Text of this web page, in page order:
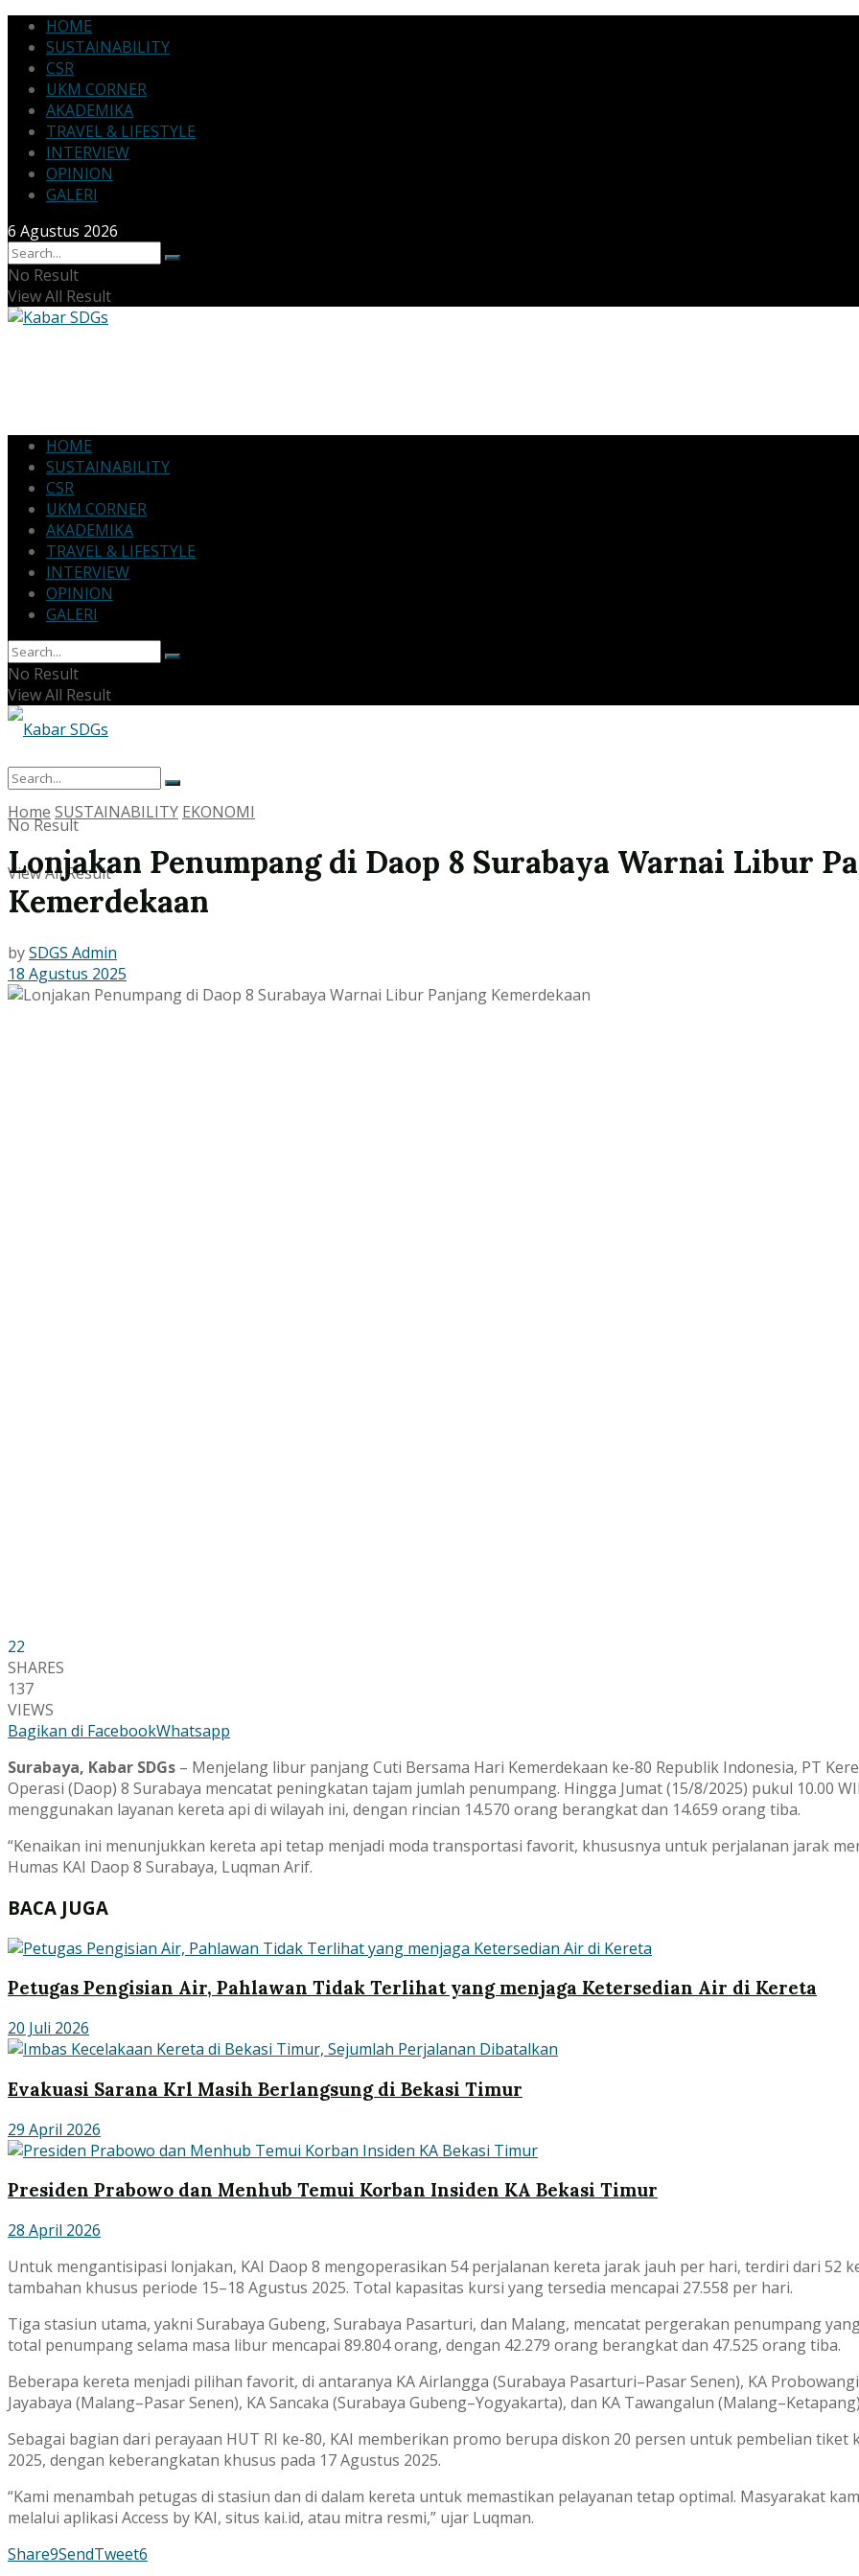
HOME
SUSTAINABILITY
CSR
UKM CORNER
AKADEMIKA
TRAVEL & LIFESTYLE
INTERVIEW
OPINION
GALERI
6 Agustus 2026
No Result
View All Result
HOME
SUSTAINABILITY
CSR
UKM CORNER
AKADEMIKA
TRAVEL & LIFESTYLE
INTERVIEW
OPINION
GALERI
No Result
View All Result
No Result
View All Result
Home SUSTAINABILITY EKONOMI
Lonjakan Penumpang di Daop 8 Surabaya Warnai Libur
Kemerdekaan
bySDGS Admin
18 Agustus 2025
22
SHARES
137
VIEWS
Bagikan di FacebookWhatsapp
Surabaya, Kabar SDGs – Menjelang libur panjang Cuti Bersama Hari Kemerdekaan ke-80 Republik Indonesia, PT
Operasi (Daop) 8 Surabaya mencatat peningkatan tajam jumlah penumpang. Hingga Jumat (15/8/2025) pukul 10.00
menggunakan layanan kereta api di wilayah ini, dengan rincian 14.570 orang berangkat dan 14.659 orang tiba.
“Kenaikan ini menunjukkan kereta api tetap menjadi moda transportasi favorit, khususnya untuk perjalanan jarak
Humas KAI Daop 8 Surabaya, Luqman Arif.
BACA JUGA
Petugas Pengisian Air, Pahlawan Tidak Terlihat yang menjaga Ketersedian Air di Kereta
20 Juli 2026
Evakuasi Sarana Krl Masih Berlangsung di Bekasi Timur
29 April 2026
Presiden Prabowo dan Menhub Temui Korban Insiden KA Bekasi Timur
28 April 2026
Untuk mengantisipasi lonjakan, KAI Daop 8 mengoperasikan 54 perjalanan kereta jarak jauh per hari, terdiri dari 52
tambahan khusus periode 15–18 Agustus 2025. Total kapasitas kursi yang tersedia mencapai 27.558 per hari.
Tiga stasiun utama, yakni Surabaya Gubeng, Surabaya Pasarturi, dan Malang, mencatat pergerakan penumpang
total penumpang selama masa libur mencapai 89.804 orang, dengan 42.279 orang berangkat dan 47.525 orang tiba.
Beberapa kereta menjadi pilihan favorit, di antaranya KA Airlangga (Surabaya Pasarturi–Pasar Senen), KA
Jayabaya (Malang–Pasar Senen), KA Sancaka (Surabaya Gubeng–Yogyakarta), dan KA Tawangalun
Sebagai bagian dari perayaan HUT RI ke-80, KAI memberikan promo berupa diskon 20 persen untuk pembelian tiket
2025, dengan keberangkatan khusus pada 17 Agustus 2025.
“Kami menambah petugas di stasiun dan di dalam kereta untuk memastikan pelayanan tetap optimal. Masyarakat
melalui aplikasi Access by KAI, situs kai.id, atau mitra resmi,” ujar Luqman.
Share9SendTweet6